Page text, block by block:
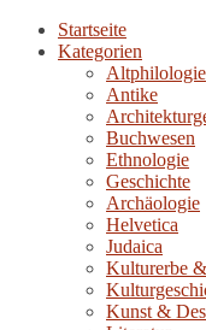
Startseite
Kategorien
Altphilologie
Antike
Buchwesen
Ethnologie
Geschichte
Archäologie
Helvetica
Judaica
Kulturerbe
Kunst &